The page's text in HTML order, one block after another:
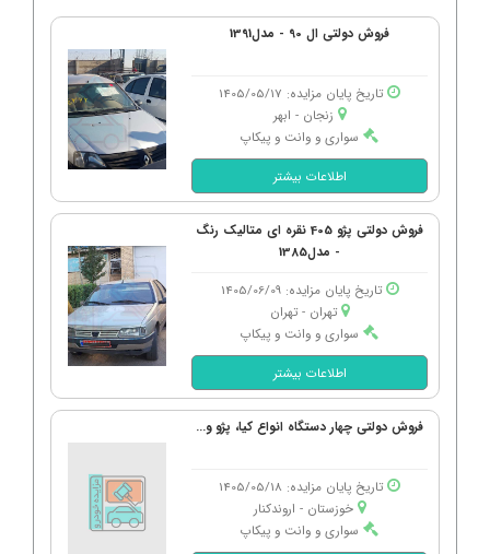
فروش دولتی ال 90 - مدل1391
تاریخ پایان مزایده: 1405/05/17
زنجان - ابهر
سواری و وانت و پیکاپ
اطلاعات بیشتر
فروش دولتی پژو 405 نقره ای متالیک رنگ
- مدل1385
تاریخ پایان مزایده: 1405/06/09
تهران - تهران
سواری و وانت و پیکاپ
اطلاعات بیشتر
فروش دولتی چهار دستگاه انواع کیا، پژو و...
تاریخ پایان مزایده: 1405/05/18
خوزستان - اروندكنار
سواری و وانت و پیکاپ